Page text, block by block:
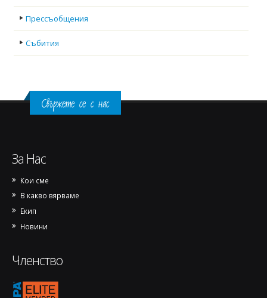
Прессъобщения
Събития
Свържете се с нас
За Нас
Кои сме
В какво вярваме
Екип
Новини
Членство
1770144973889-removebg-preview.png